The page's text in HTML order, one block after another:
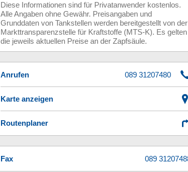
Diese Informationen sind für Privatanwender kostenlos.
Alle Angaben ohne Gewähr. Preisangaben und
Grunddaten von Tankstellen werden bereitgestellt von der
Markttransparenzstelle für Kraftstoffe (MTS-K). Es gelten
die jeweils aktuellen Preise an der Zapfsäule.
Anrufen
Karte anzeigen
Routenplaner
Fax